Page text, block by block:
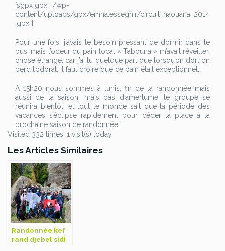
[sgpx gpx=”/wp-
content/uploads/gpx/emna.esseghir/circuit_haouaria_2014
.gpx”]
Pour une fois, j’avais le besoin pressant de dormir dans le
bus, mais l’odeur du pain local « Tabouna » m’avait réveiller,
chose étrange, car j’ai lu quelque part que lorsqu’on dort on
perd l’odorat, il faut croire que ce pain était exceptionnel.
A 15h20 nous sommes à tunis, fin de la randonnée mais
aussi de la saison, mais pas d’amertume, le groupe se
réunira bientôt, et tout le monde sait que la période des
vacances s’éclipse rapidement pour céder la place à la
prochaine saison de randonnée.
Visited 332 times, 1 visit(s) today
Les Articles Similaires
Randonnée kef
rand djebel sidi